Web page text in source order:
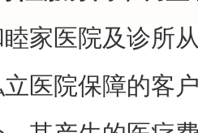
家医院及诊所
医院保障的客